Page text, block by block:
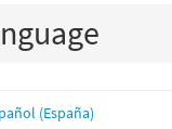
(España)